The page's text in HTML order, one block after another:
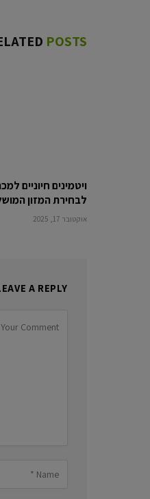
POSTS
ויטמינים חיוניים
לבחירת המזון
אוקטובר 17, 2025
A REPLY